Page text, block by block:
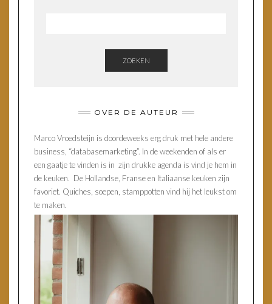
ZOEKEN
OVER DE AUTEUR
Marco Vroedsteijn is doordeweeks erg druk met hele andere
business, “databasemarketing”. In de weekenden of als er
een gaatje te vinden is in zijn drukke agenda is vind je hem in
de keuken. De Hollandse, Franse en Italiaanse keuken zijn
favoriet. Quiches, soepen, stamppotten vind hij het leukst om
te maken.